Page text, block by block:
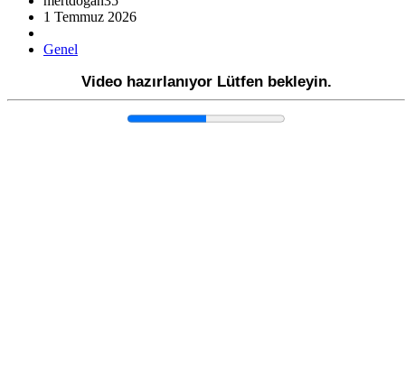
1 Temmuz 2026
Genel
Video hazırlanıyor Lütfen bekleyin.